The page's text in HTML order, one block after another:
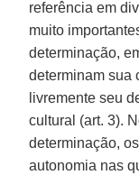
referência em
muito
determinação,
determinam sua
livremente seu
cultural (art. 3).
determinação,
autonomia nas